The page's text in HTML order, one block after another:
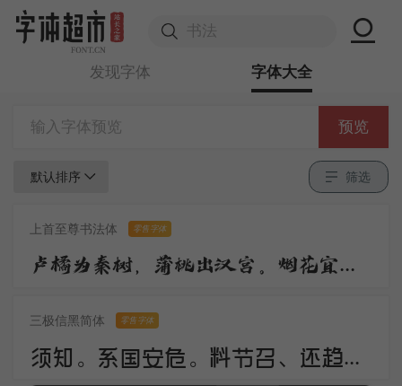
发现字体 字体大全
预览
默认排序 筛选
上首至尊书法体 零售字体
卢橘为秦树，蒲桃出汉宫。烟花宜落日，丝管醉春风。笛奏龙吟水，箫鸣凤下空。君王多乐事，还与万方同。
三极信黑简体 零售字体
须知。系国安危。料节召、还趋浴凤池。且代工施化，持钧播泽，置盂天下，此外何思。素卷书名，赤松游道，飙驭云軿仙可期。湖山美，有啼猿唳鹤，相望东归。